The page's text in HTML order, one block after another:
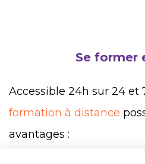
Se former
Accessible 24h sur 24 et
formation à distance
avantages :